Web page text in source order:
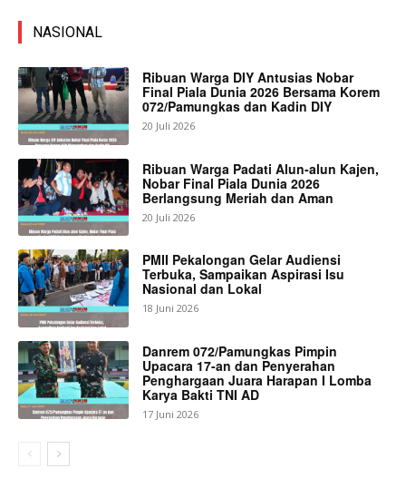
NASIONAL
Ribuan Warga DIY Antusias Nobar
Final Piala Dunia 2026 Bersama Korem
072/Pamungkas dan Kadin DIY
20 Juli 2026
Ribuan Warga Padati Alun-alun Kajen,
Nobar Final Piala Dunia 2026
Berlangsung Meriah dan Aman
20 Juli 2026
PMII Pekalongan Gelar Audiensi
Terbuka, Sampaikan Aspirasi Isu
Nasional dan Lokal
18 Juni 2026
Danrem 072/Pamungkas Pimpin
Upacara 17-an dan Penyerahan
Penghargaan Juara Harapan I Lomba
Karya Bakti TNI AD
17 Juni 2026